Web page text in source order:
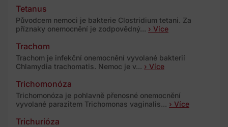
Tetanus
Původcem nemoci je bakterie Clostridium tetani. Za
příznaky onemocnění je zodpovědný... › Více
Trachom
Trachom je infekční onemocnění vyvolané bakterií
Chlamydia trachomatis. Nemoc je v... › Více
Trichomonóza
Trichomonóza je pohlavně přenosné onemocnění
vyvolané parazitem Trichomonas vaginalis... › Více
Trichurióza